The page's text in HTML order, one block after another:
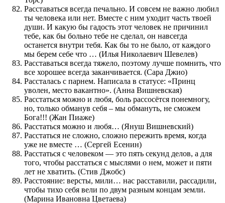
Расставаться всегда печально. И совсем не важно любил
ты человека или нет. Вместе с ним уходит часть твоей
души. И какую бы гадость этот человек не причинил
тебе, как бы больно тебе не сделал, он навсегда
останется внутри тебя. Как бы то не было, от каждого
мы берем себе что … (Илья Николаевич Шевелев)
Расставаться всегда тяжело, поэтому лучше помнить, что
все хорошее всегда заканчивается. (Сара Джио)
Рассталась с парнем. Написала в статусе: «Принц
уволен, место вакантно». (Анна Вишневская)
Расстаться можно и любя, боль рассосётся понемногу,
но, только обманув себя – мы обмануть, не сможем
Бога!!! (Жан Пиаже)
Расстаться можно и любя… (Януш Вишневский)
Расстаться не сложно, сложно пережить время, когда
уже не вместе … (Сергей Есенин)
Расстаться с человеком — это пять секунд делов, а для
того, чтобы расстаться с мыслями о нем, может и пяти
лет не хватить. (Стив Джобс)
Расстояние: версты, мили… нас расставили, рассадили,
чтобы тихо себя вели по двум разным концам земли.
(Марина Ивановна Цветаева)